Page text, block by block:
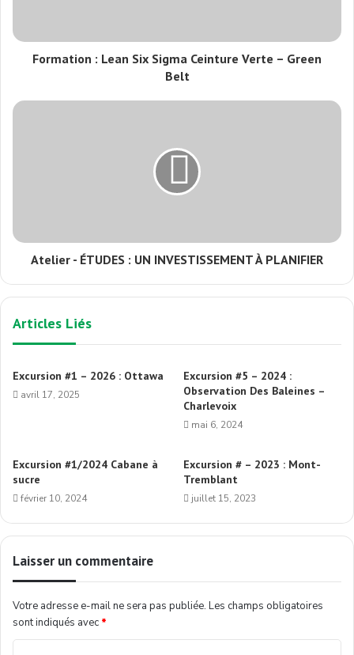
Formation : Lean Six Sigma Ceinture Verte – Green
Belt
Atelier - ÉTUDES : UN INVESTISSEMENT À PLANIFIER
Articles Liés
Excursion #1 – 2026 : Ottawa
avril 17, 2025
Excursion #5 – 2024 :
Observation Des Baleines –
Charlevoix
mai 6, 2024
Excursion #1/2024 Cabane à
sucre
février 10, 2024
Excursion # – 2023 : Mont-
Tremblant
juillet 15, 2023
Laisser un commentaire
Votre adresse e-mail ne sera pas publiée. Les champs obligatoires
sont indiqués avec *